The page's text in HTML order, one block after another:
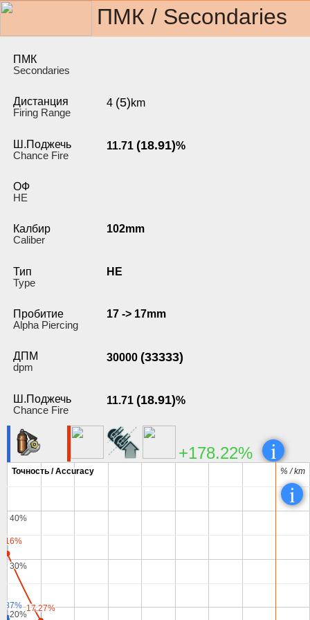
ПМК / Secondaries
ПМК
Secondaries
Дистанция
Firing Range
4 (5)km
Ш.Поджечь
Chance Fire
11.71 (18.91)%
ОФ
HE
Калбир
Caliber
102mm
Тип
Type
HE
Пробитие
Alpha Piercing
17 -> 17mm
ДПМ
dpm
30000 (33333)
Ш.Поджечь
Chance Fire
11.71 (18.91)%
+178.22%
i
i
Точность / Accuracy
Точность / Accuracy
20%
20%
30%
30%
40%
40%
% / km
% / km
17.27%
17.27%